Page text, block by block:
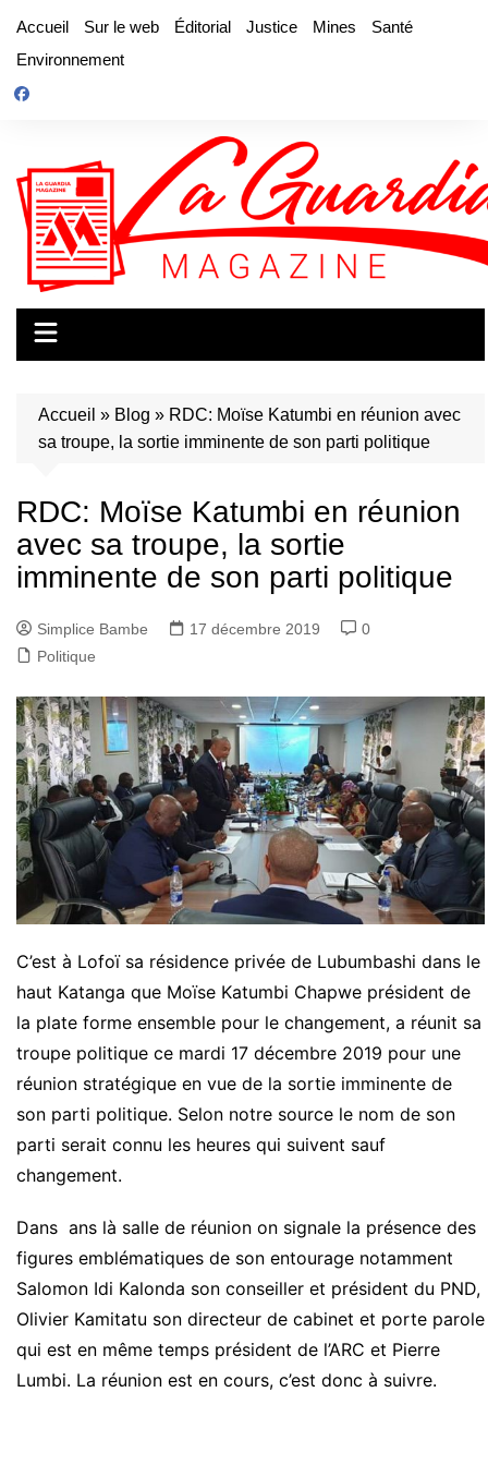
contenu
Accueil Sur le web Éditorial Justice Mines
Santé
Environnement
Accueil » Blog » RDC: Moïse Katumbi en réunion avec
sa troupe, la sortie imminente de son parti politique
RDC: Moïse Katumbi en réunion
avec sa troupe, la sortie
imminente de son parti politique
Simplice Bambe 17 décembre 2019
0
Politique
C’est à Lofoï sa résidence privée de Lubumbashi dans le
haut Katanga que Moïse Katumbi Chapwe président de
la plate forme ensemble pour le changement, a réunit sa
troupe politique ce mardi 17 décembre 2019 pour une
réunion stratégique en vue de la sortie imminente de
son parti politique. Selon notre source le nom de son
parti serait connu les heures qui suivent sauf
changement.
Dans ans là salle de réunion on signale la présence des
figures emblématiques de son entourage notamment
Salomon Idi Kalonda son conseiller et président du PND,
Olivier Kamitatu son directeur de cabinet et porte parole
qui est en même temps président de l’ARC et Pierre
Lumbi. La réunion est en cours, c’est donc à suivre.